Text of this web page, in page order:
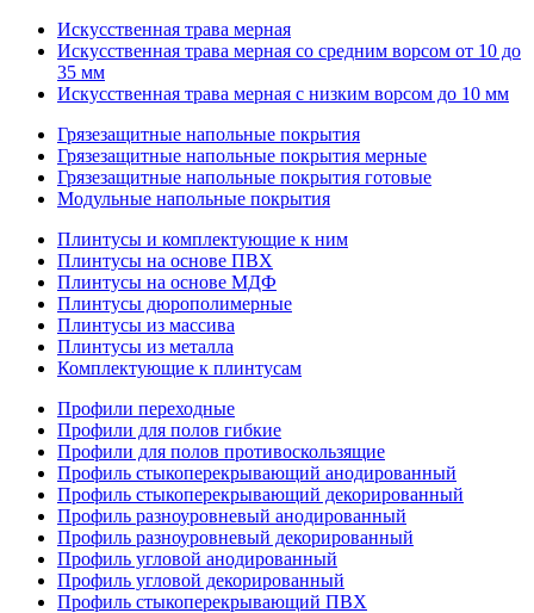
Искуccтвенная трава мерная
Искусственная трава мерная со средним ворсом от 10 до
35 мм
Искусственная трава мерная с низким ворсом до 10 мм
Грязезащитные напольные покрытия
Грязезащитные напольные покрытия мерные
Грязезащитные напольные покрытия готовые
Модульные напольные покрытия
Плинтусы и комплектующие к ним
Плинтусы на основе ПВХ
Плинтусы на основе МДФ
Плинтусы дюрополимерные
Плинтусы из массива
Плинтусы из металла
Комплектующие к плинтусам
Профили переходные
Профили для полов гибкие
Профили для полов противоскользящие
Профиль стыкоперекрывающий анодированный
Профиль стыкоперекрывающий декорированный
Профиль разноуровневый анодированный
Профиль разноуровневый декорированный
Профиль угловой анодированный
Профиль угловой декорированный
Профиль стыкоперекрывающий ПВХ